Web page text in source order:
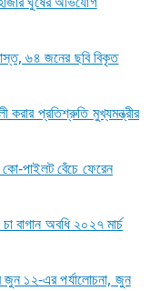
৬৪ জনের ছবি বিকৃত
করার প্রতিশ্রুতি মুখ্যমন্ত্রীর
কো-পাইলট বেঁচে ফেরেন
অবধি ২০২৭ মার্চ
জুন ১২-এর পর্যালোচনা, জুন